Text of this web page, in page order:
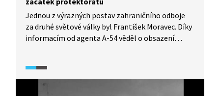
Jednou z výrazných postav zahraničního odboje
za druhé světové války byl František Moravec. Díky
informacím od agenta A-54 věděl o obsazení
skupiny elitních zpravodajců s nejcitlivějšími
materiály české zpravodajské služby do Anglie.